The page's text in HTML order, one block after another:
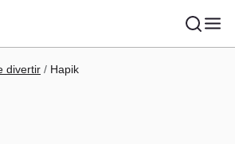
divertir Hapik